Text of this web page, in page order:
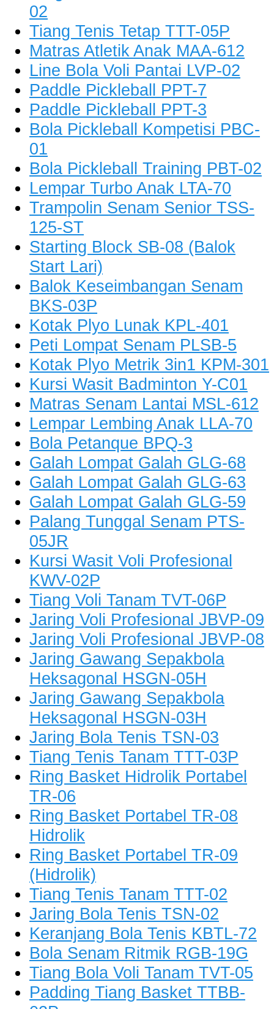
02
Tiang Tenis Tetap TTT-05P
Matras Atletik Anak MAA-612
Line Bola Voli Pantai LVP-02
Paddle Pickleball PPT-7
Paddle Pickleball PPT-3
Bola Pickleball Kompetisi PBC-
01
Bola Pickleball Training PBT-02
Lempar Turbo Anak LTA-70
Trampolin Senam Senior TSS-
125-ST
Starting Block SB-08 (Balok
Start Lari)
Balok Keseimbangan Senam
BKS-03P
Kotak Plyo Lunak KPL-401
Peti Lompat Senam PLSB-5
Kotak Plyo Metrik 3in1 KPM-301
Kursi Wasit Badminton Y-C01
Matras Senam Lantai MSL-612
Lempar Lembing Anak LLA-70
Bola Petanque BPQ-3
Galah Lompat Galah GLG-68
Galah Lompat Galah GLG-63
Galah Lompat Galah GLG-59
Palang Tunggal Senam PTS-
05JR
Kursi Wasit Voli Profesional
KWV-02P
Tiang Voli Tanam TVT-06P
Jaring Voli Profesional JBVP-09
Jaring Voli Profesional JBVP-08
Jaring Gawang Sepakbola
Heksagonal HSGN-05H
Jaring Gawang Sepakbola
Heksagonal HSGN-03H
Jaring Bola Tenis TSN-03
Tiang Tenis Tanam TTT-03P
Ring Basket Hidrolik Portabel
TR-06
Ring Basket Portabel TR-08
Hidrolik
Ring Basket Portabel TR-09
(Hidrolik)
Tiang Tenis Tanam TTT-02
Jaring Bola Tenis TSN-02
Keranjang Bola Tenis KBTL-72
Bola Senam Ritmik RGB-19G
Tiang Bola Voli Tanam TVT-05
Padding Tiang Basket TTBB-